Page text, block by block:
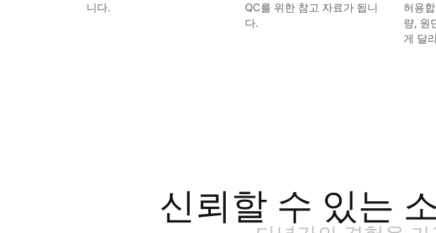
니다.
QC를 위한 참고 자료가 됩니
다.
허용
량, 원
게 달
신뢰할 수 있는